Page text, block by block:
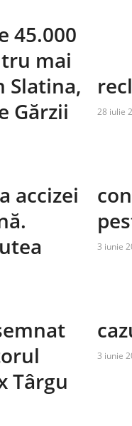
45.000
mai
Gărzii
accizei
Târgu
28 iulie
3 iunie
3 iunie